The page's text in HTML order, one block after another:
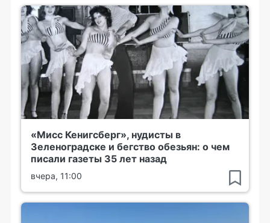
«Мисс Кенигсберг», нудисты в
Зеленоградске и бегство обезьян: о чем
писали газеты 35 лет назад
вчера, 11:00